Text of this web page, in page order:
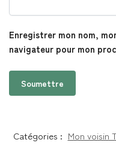
Enregistrer mon nom,
navigateur pour mon
Catégories : Mon voisin